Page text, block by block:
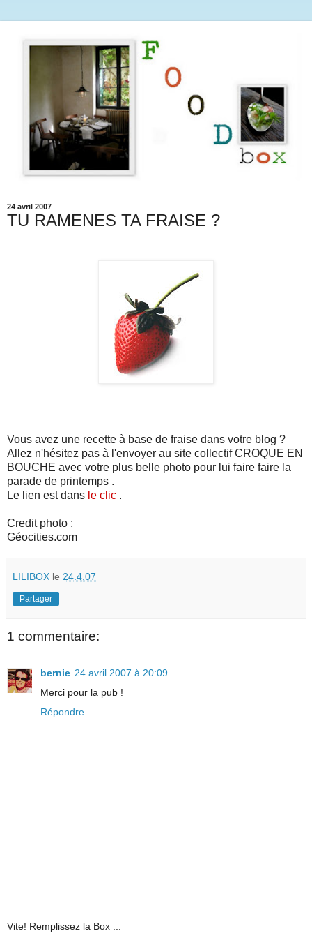
24 avril 2007
TU RAMENES TA FRAISE ?
Vous avez une recette à base de fraise dans votre blog ?
Allez n'hésitez pas à l'envoyer au site collectif CROQUE EN
BOUCHE avec votre plus belle photo pour lui faire faire la
parade de printemps .
Le lien est dans le clic .
Credit photo :
Géocities.com
LILIBOX le 24.4.07
Partager
1 commentaire:
bernie 24 avril 2007 à 20:09
Merci pour la pub !
Répondre
Vite! Remplissez la Box ...